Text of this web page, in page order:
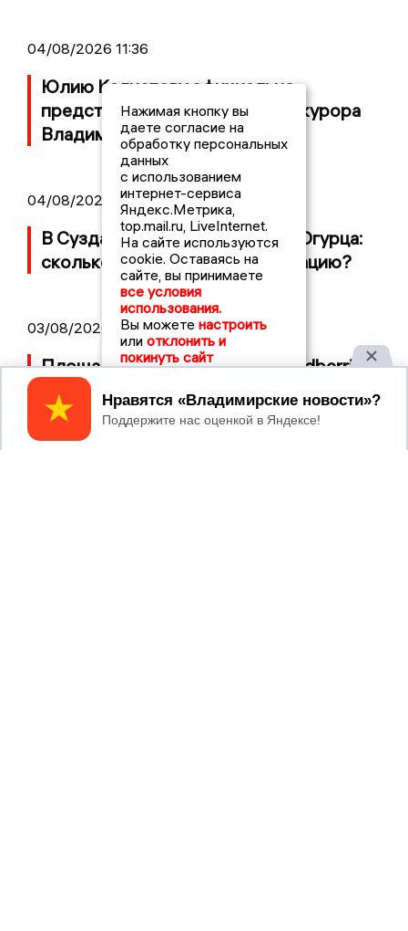
04/08/2026 11:36
Юлию Калистову официально
представили в должности прокурора
Владимирской области
04/08/2026 09:01
В Суздале прошёл Фестиваль Огурца:
сколько потратили на организацию?
03/08/2026 14:13
Площадь пожара на складе Wildberries
составляет 100 тысяч квадратных
метров
Нажимая кнопку вы
даете согласие на
обработку персональных
данных
с использованием
интернет-сервиса
Яндекс.Метрика,
top.mail.ru, LiveInternet.
На сайте используются
cookie. Оставаясь на
сайте, вы принимаете
все условия
использования.
Вы можете настроить
или отклонить и
покинуть сайт
Принять